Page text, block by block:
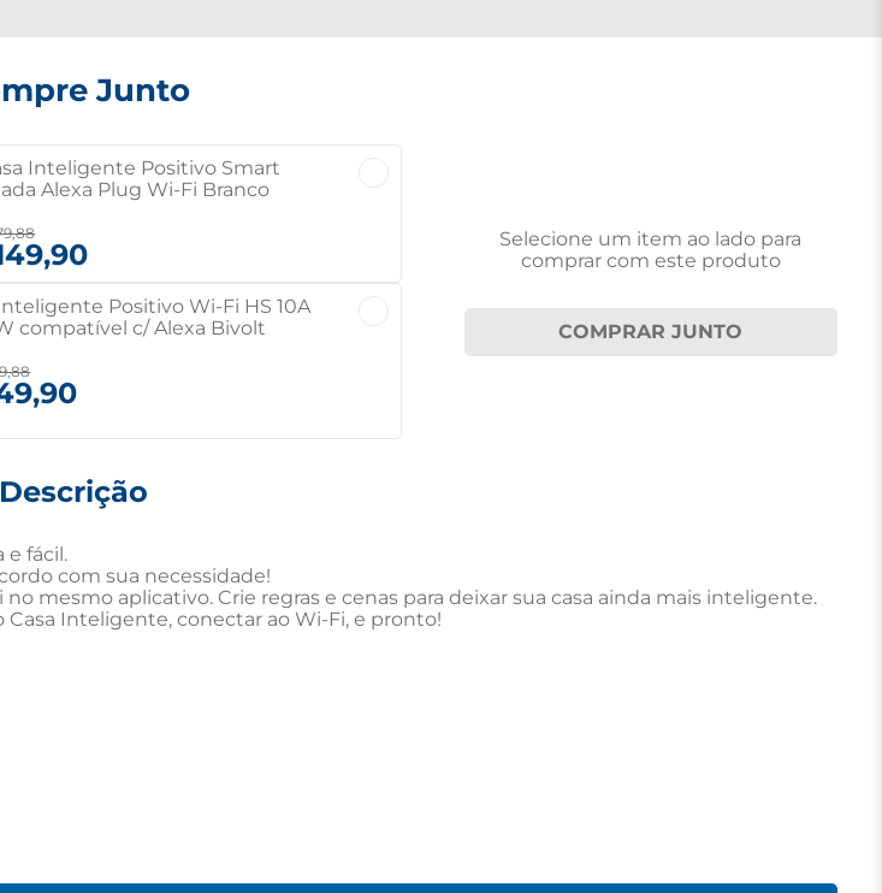
Junto
Inteligente Positivo Smart
Alexa Plug Wi-Fi Branco
Positivo Wi-Fi HS 10A
compatível c/ Alexa Bivolt
Selecione um item ao lado para
comprar com este produto
COMPRAR JUNTO
Descrição
e fácil.
com sua necessidade!
mesmo aplicativo. Crie regras e cenas para deixar sua casa ainda mais inteligente.
Casa Inteligente, conectar ao Wi-Fi, e pronto!